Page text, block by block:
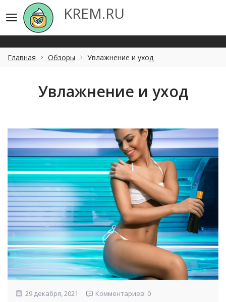
KREM.RU
KREM.RU
Главная Обзоры Увлажнение и уход
Увлажнение и уход
29 декабря, 2021
Комментариев: 0